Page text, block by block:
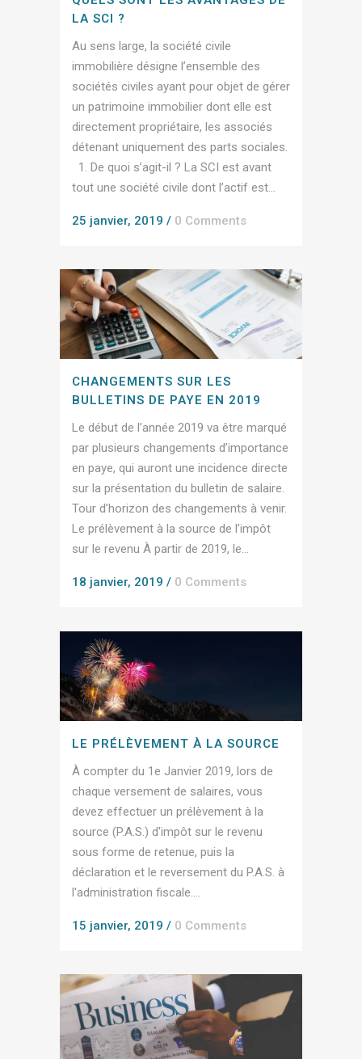
LA SCI ?
Au sens large, la société civile
immobilière désigne l’ensemble des
sociétés civiles ayant pour objet de gérer
un patrimoine immobilier dont elle est
directement propriétaire, les associés
détenant uniquement des parts sociales.
1. De quoi s’agit-il ? La SCI est avant
tout une société civile dont l’actif est...
25 janvier, 2019 / 0 Comments
CHANGEMENTS SUR LES
BULLETINS DE PAYE EN 2019
Le début de l’année 2019 va être marqué
par plusieurs changements d’importance
en paye, qui auront une incidence directe
sur la présentation du bulletin de salaire.
Tour d’horizon des changements à venir.
Le prélèvement à la source de l’impôt
sur le revenu À partir de 2019, le...
18 janvier, 2019 / 0 Comments
LE PRÉLÈVEMENT À LA SOURCE
À compter du 1e Janvier 2019, lors de
chaque versement de salaires, vous
devez effectuer un prélèvement à la
source (P.A.S.) d'impôt sur le revenu
sous forme de retenue, puis la
déclaration et le reversement du P.A.S. à
l'administration fiscale....
15 janvier, 2019 / 0 Comments